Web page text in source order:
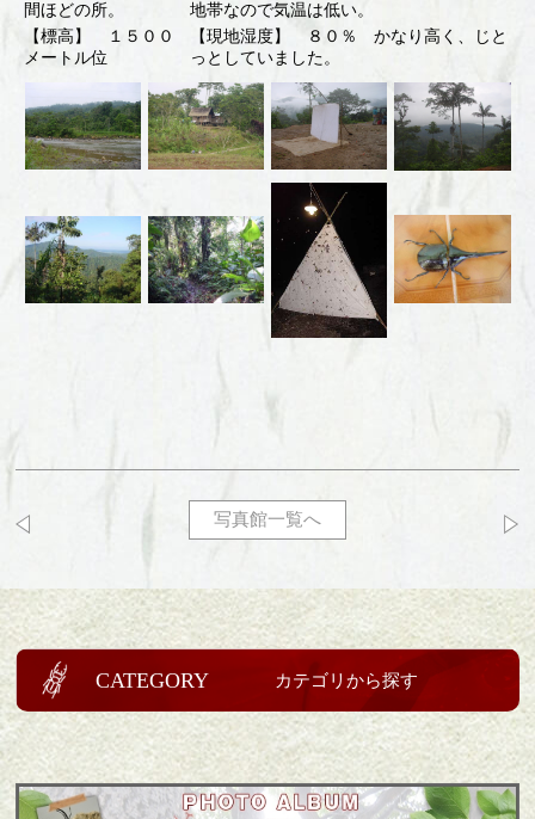
間ほどの所。
地帯なので気温は低い。
【標高】 １５００
メートル位
【現地湿度】 ８０％ かなり高く、じと
っとしていました。
写真館一覧へ
CATEGORY カテゴリから探す